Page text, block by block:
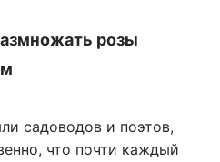
розы
садоводов и поэтов,
что почти каждый